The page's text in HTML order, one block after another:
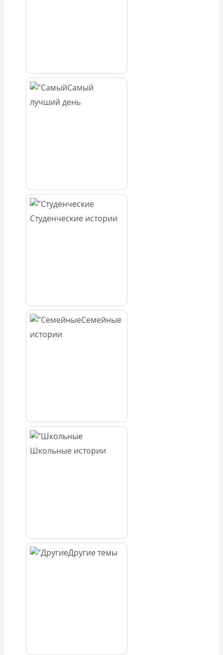
Самый
лучший день
Студенческие истории
Семейные
истории
Школьные истории
Другие темы